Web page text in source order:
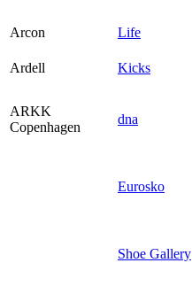
Arcon
Life
Ardell
Kicks
ARKK
Copenhagen
dna
Eurosko
Shoe Gallery